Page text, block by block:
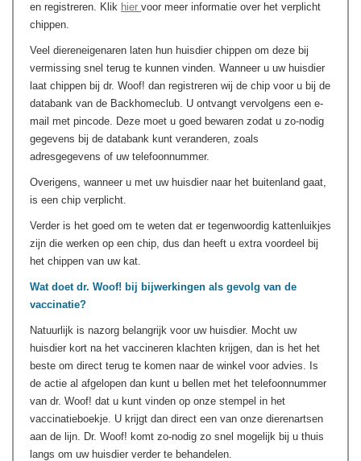
en registreren. Klik hier voor meer informatie over het verplicht
chippen.
Veel diereneigenaren laten hun huisdier chippen om deze bij
vermissing snel terug te kunnen vinden. Wanneer u uw huisdier
laat chippen bij dr. Woof! dan registreren wij de chip voor u bij de
databank van de Backhomeclub. U ontvangt vervolgens een e-
mail met pincode. Deze moet u goed bewaren zodat u zo-nodig
gegevens bij de databank kunt veranderen, zoals
adresgegevens of uw telefoonnummer.
Overigens, wanneer u met uw huisdier naar het buitenland gaat,
is een chip verplicht.
Verder is het goed om te weten dat er tegenwoordig kattenluikjes
zijn die werken op een chip, dus dan heeft u extra voordeel bij
het chippen van uw kat.
Wat doet dr. Woof! bij bijwerkingen als gevolg van de
vaccinatie?
Natuurlijk is nazorg belangrijk voor uw huisdier. Mocht uw
huisdier kort na het vaccineren klachten krijgen, dan is het het
beste om direct terug te komen naar de winkel voor advies. Is
de actie al afgelopen dan kunt u bellen met het telefoonnummer
van dr. Woof! dat u kunt vinden op onze stempel in het
vaccinatieboekje. U krijgt dan direct een van onze dierenartsen
aan de lijn. Dr. Woof! komt zo-nodig zo snel mogelijk bij u thuis
langs om uw huisdier verder te behandelen.